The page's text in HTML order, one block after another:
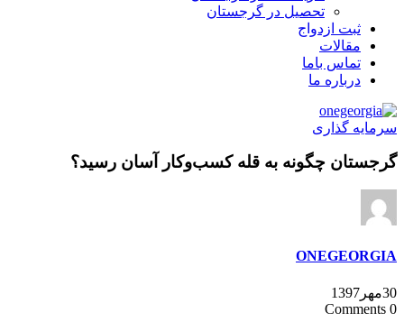
تحصیل در گرجستان
ثبت ازدواج
مقالات
تماس باما
درباره ما
سرمایه گذاری
گرجستان چگونه به قله کسب‌وکار آسان رسید؟
ONEGEORGIA
30مهر1397
0 Comments